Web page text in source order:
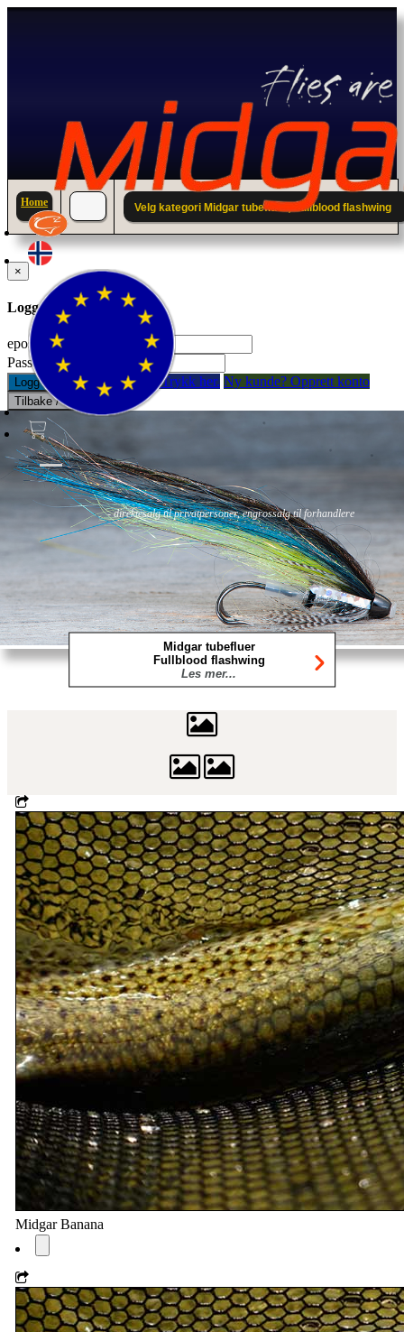
Fluer Fluefiske Fluebinding Kurs & Guiding
- direktesalg til privatpersoner, engrossalg til forhandlere
Home Velg kategori Midgar tubefluer; Fullblood flashwing
×
Logg inn til din konto.
epostadresse:
Passord:
Logg inn Glemt passord? Trykk her. Ny kunde? Opprett konto
Tilbake / Lukk
Midgar tubefluer
Fullblood flashwing
Les mer...
Midgar Banana